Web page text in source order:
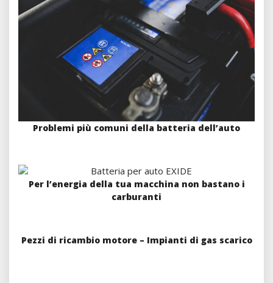
Problemi più comuni della batteria dell’auto
Per l’energia della tua macchina non bastano i
carburanti
Pezzi di ricambio motore – Impianti di gas scarico